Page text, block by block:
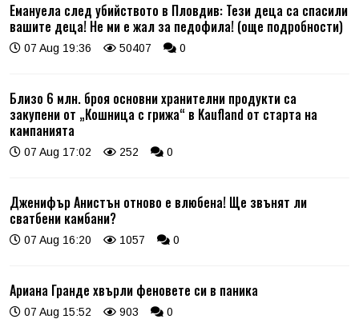
Емануела след убийството в Пловдив: Тези деца са спасили
вашите деца! Не ми е жал за педофила! (още подробности)
07 Aug 19:36 50407 0
Близо 6 млн. броя основни хранителни продукти са
закупени от „Кошница с грижа“ в Kaufland от старта на
кампанията
07 Aug 17:02 252 0
Дженифър Анистън отново е влюбена! Ще звънят ли
сватбени камбани?
07 Aug 16:20 1057 0
Ариана Гранде хвърли феновете си в паника
07 Aug 15:52 903 0